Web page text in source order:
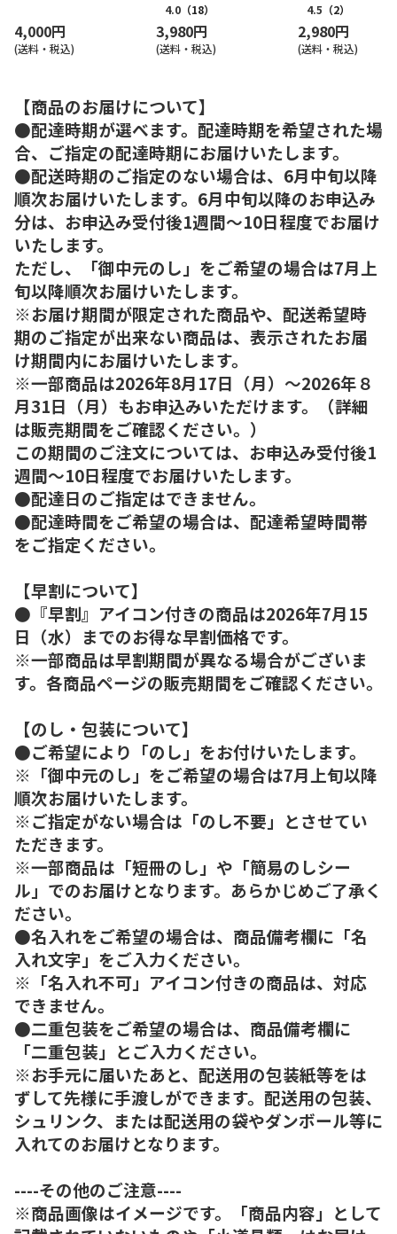
4,000円
(送料・税込)
4.0 （18）
3,980円
(送料・税込)
4.5 （2）
2,980円
(送料・税込)
【商品のお届けについて】
●配達時期が選べます。配達時期を希望された場
合、ご指定の配達時期にお届けいたします。
●配送時期のご指定のない場合は、6月中旬以降
順次お届けいたします。6月中旬以降のお申込み
分は、お申込み受付後1週間～10日程度でお届け
いたします。
ただし、「御中元のし」をご希望の場合は7月上
旬以降順次お届けいたします。
※お届け期間が限定された商品や、配送希望時
期のご指定が出来ない商品は、表示されたお届
け期間内にお届けいたします。
※一部商品は2026年8月17日（月）～2026年８
月31日（月）もお申込みいただけます。（詳細
は販売期間をご確認ください。）
この期間のご注文については、お申込み受付後1
週間～10日程度でお届けいたします。
●配達日のご指定はできません。
●配達時間をご希望の場合は、配達希望時間帯
をご指定ください。
【早割について】
●『早割』アイコン付きの商品は2026年7月15
日（水）までのお得な早割価格です。
※一部商品は早割期間が異なる場合がございま
す。各商品ページの販売期間をご確認ください。
【のし・包装について】
●ご希望により「のし」をお付けいたします。
※「御中元のし」をご希望の場合は7月上旬以降
順次お届けいたします。
※ご指定がない場合は「のし不要」とさせてい
ただきます。
※一部商品は「短冊のし」や「簡易のしシー
ル」でのお届けとなります。あらかじめご了承く
ださい。
●名入れをご希望の場合は、商品備考欄に「名
入れ文字」をご入力ください。
※「名入れ不可」アイコン付きの商品は、対応
できません。
●二重包装をご希望の場合は、商品備考欄に
「二重包装」とご入力ください。
※お手元に届いたあと、配送用の包装紙等をは
ずして先様に手渡しができます。配送用の包装、
シュリンク、または配送用の袋やダンボール等に
入れてのお届けとなります。
----その他のご注意----
※商品画像はイメージです。「商品内容」として